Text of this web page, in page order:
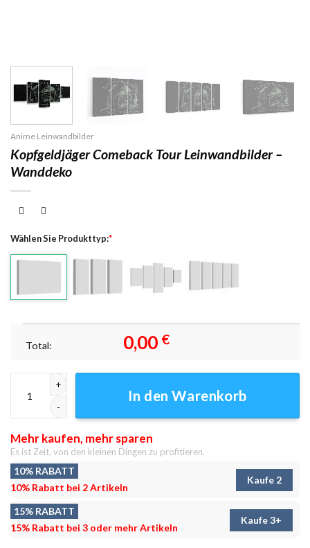
Anime Leinwandbilder
Kopfgeldjäger Comeback Tour Leinwandbilder –
Wanddeko
Wählen Sie Produkttyp:*
Total: 0,00 €
In den Warenkorb
Mehr kaufen, mehr sparen
Es ist Zeit, von den kleinen Dingen zu profitieren.
10% RABATT
10% Rabatt bei 2 Artikeln
Kaufe 2
15% RABATT
15% Rabatt bei 3 oder mehr Artikeln
Kaufe 3+